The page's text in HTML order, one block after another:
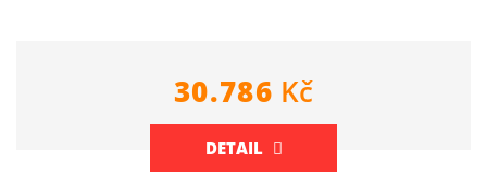
30.786 Kč
DETAIL